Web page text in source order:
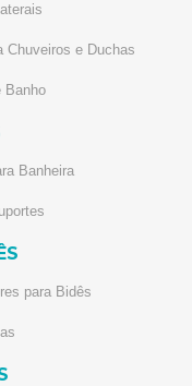
Chuveiros e Duchas
Banho
Banheira
para Bidês